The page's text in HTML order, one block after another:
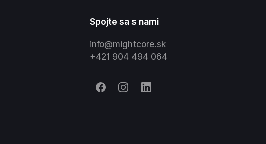
Spojte sa s nami
info@mightcore.sk
+421 904 494 064